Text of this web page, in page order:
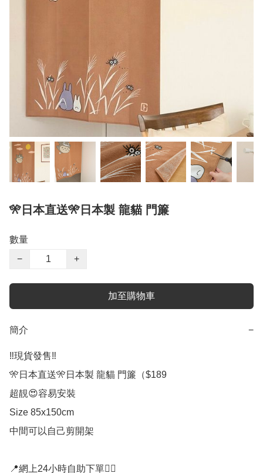
🎌日本直送🎌日本製 龍貓 門簾
數量
−
+
加至購物車
簡介 −
‼️現貨發售‼️
🎌日本直送🎌日本製 龍貓 門簾（$189
超靚😍容易安裝
Size 85x150cm
中間可以自己剪開架
📍網上24小時自助下單👍🏻